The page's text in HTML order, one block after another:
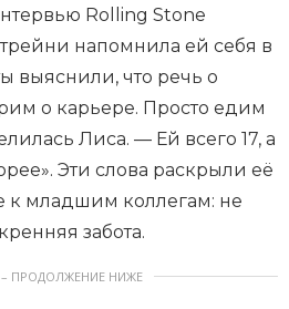
Rolling Stone
напомнила ей себя в
выяснили, что речь о
о карьере. Просто едим
Лиса. — Ей всего 17, а
Эти слова раскрыли её
к младшим коллегам: не
забота.
ПРОДОЛЖЕНИЕ НИЖЕ